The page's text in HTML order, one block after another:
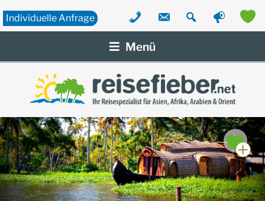
Zum
IndividuelleAnfrage
Menü